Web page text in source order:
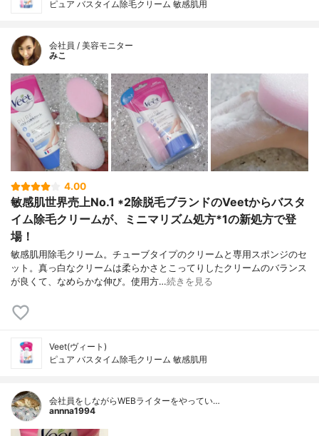
ピュア バスタイム除毛クリーム 敏感肌用
会社員 / 美容モニター
みこ
4.00
敏感肌世界売上No.1 *2除脱毛ブランドのVeetからバスタ
イム除毛クリームが、ミニマリズム処方*1の新処方で登
場！
敏感肌用除毛クリーム。チューブタイプのクリームと専用スポンジのセ
ット。真っ白なクリームは柔らかさとこってりしたクリームのバランス
が良くて、なめらかな伸び。使用方…続きを見る
Veet(ヴィート)
ピュア バスタイム除毛クリーム 敏感肌用
会社員をしながらWEBライターをやってい…
annna1994